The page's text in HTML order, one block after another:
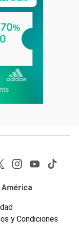
América
y Condiciones